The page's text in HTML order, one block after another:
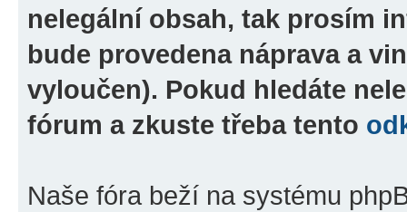
nelegální obsah, tak prosím
bude provedena náprava a
vyloučen). Pokud hledáte
fórum a zkuste třeba tento
Naše fóra beží na systému